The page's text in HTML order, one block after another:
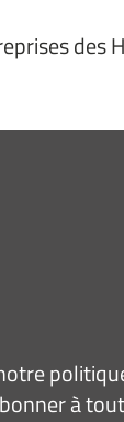
des
à